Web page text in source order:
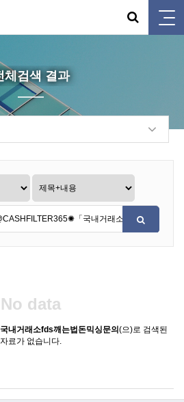
체검색 결과
No data
내거래소fds깨는법돈믹싱문의 (으)로 검색된
자료가 없습니다.